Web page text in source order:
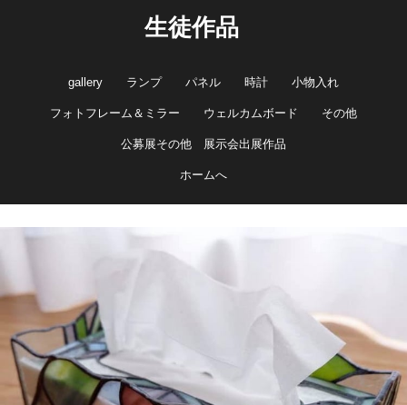
生徒作品
gallery ランプ パネル 時計 小物入れ
フォトフレーム＆ミラー ウェルカムボード その他
公募展その他 展示会出展作品
ホームへ